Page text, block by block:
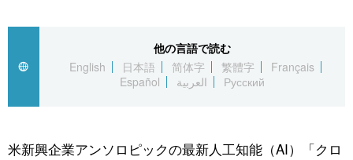
他の言語で読む
English
日本語 简体字 繁體字
Français
Español
العربية Русский
米新興企業アンソロピックの最新人工知能（AI）「クロ